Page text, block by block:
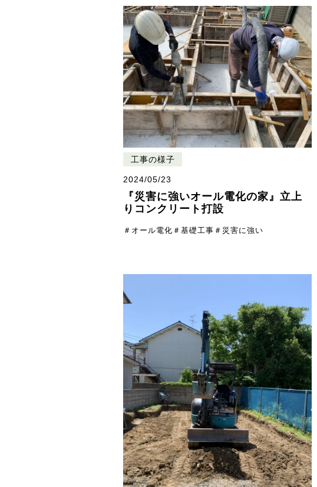
工事の様子
2024/05/23
『災害に強いオール電化の家』立上
りコンクリート打設
＃オール電化 ＃基礎工事 ＃災害に強い